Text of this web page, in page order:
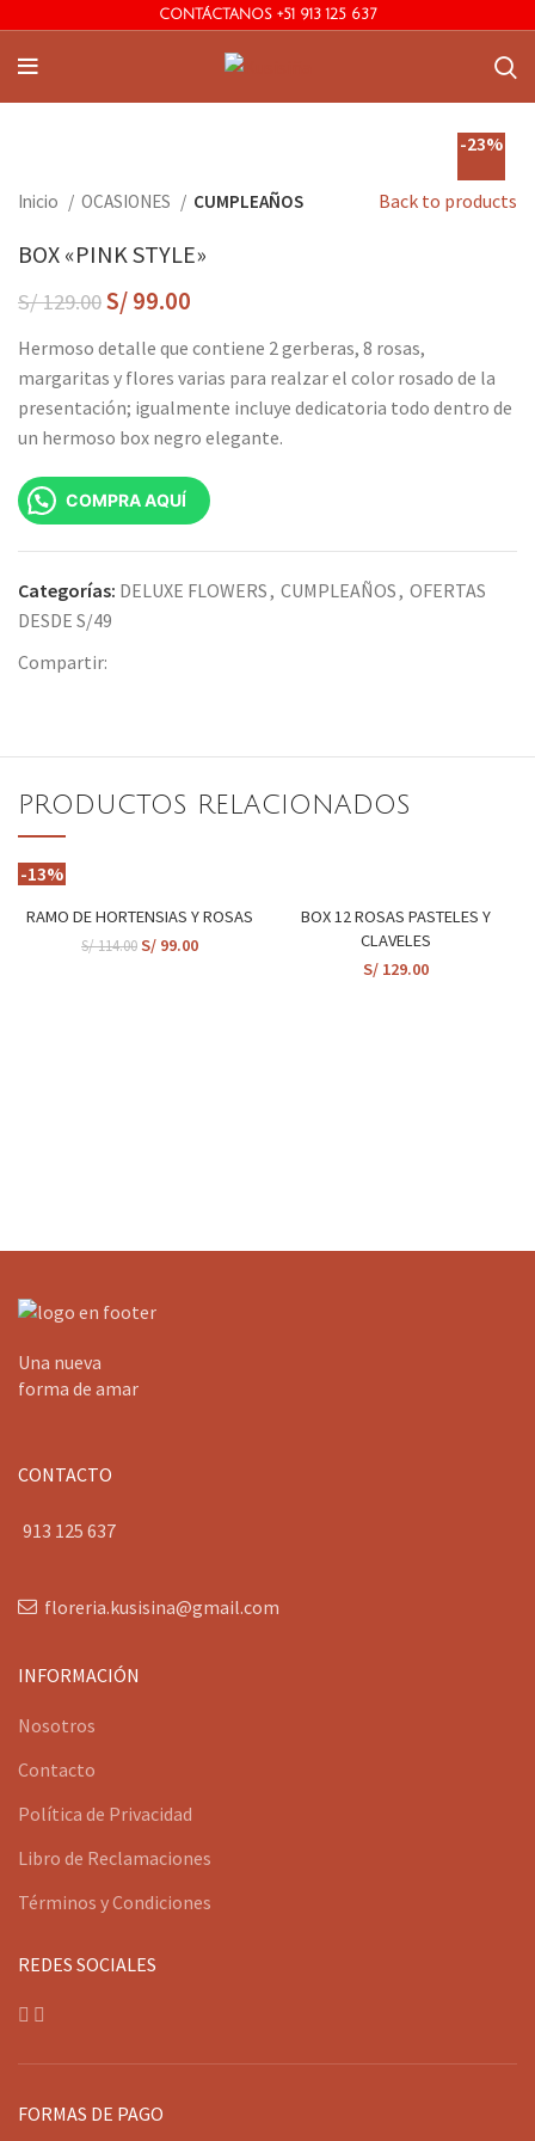
CONTÁCTANOS +51 913 125 637
-23%
Inicio OCASIONES CUMPLEAÑOS Back to products
BOX «PINK STYLE»
S/129.00S/99.00
Hermoso detalle que contiene 2 gerberas, 8 rosas,
margaritas y flores varias para realzar el color rosado de la
presentación; igualmente incluye dedicatoria todo dentro de
un hermoso box negro elegante.
COMPRA AQUÍ
Categorías: DELUXE FLOWERS, CUMPLEAÑOS, OFERTAS
DESDE S/49
Compartir:
PRODUCTOS RELACIONADOS
-13%
RAMO DE HORTENSIAS Y ROSAS
S/114.00S/ 99.00
BOX 12 ROSAS PASTELES Y
CLAVELES
S/129.00
Una nueva
forma de amar
CONTACTO
913 125 637
floreria.kusisina@gmail.com
INFORMACIÓN
Nosotros
Contacto
Política de Privacidad
Libro de Reclamaciones
Términos y Condiciones
REDES SOCIALES
FORMAS DE PAGO